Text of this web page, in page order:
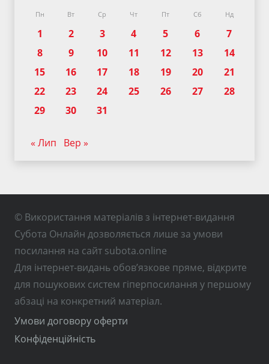
Пн Вт Ср Чт Пт Сб Нд
1 2 3 4 5 6
7
8
9 10 11 12 13
14
15
16 17 18 19 20
21
22
23 24 25 26 27
28
29
30 31
« Лип Вер »
© Використання матеріалів з інтернет-видання
Субота Онлайн дозволяється лише за умови
посилання на сайт subota.online
Для інтернет-видань обов’язкове пряме, відкрите
для пошукових систем гіперпосилання у першому
абзаці на конкретний матеріал.
Умови договору оферти
Конфіденційність